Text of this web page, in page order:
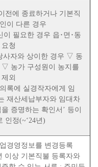
전에 종료하거나 기본직
이 다른 경우
이 필요한 경우 읍 ･ 면 ･ 동
청
사자와 상이한 경우 ▽ 동
▽ 농가 구성원이 농지를
외
록에 실경작자에게 임
재산세납부자와 임대차
증명하는 확인서 ’ 등이
인정(~‘24년)
경영정보를 변경등록
이상 기본직불 등록자와